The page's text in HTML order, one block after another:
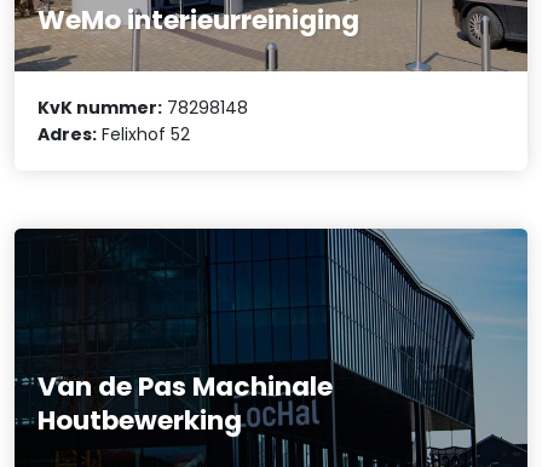
WeMo interieurreiniging
KvK nummer: 78298148
Adres: Felixhof 52
Van de Pas Machinale
Houtbewerking